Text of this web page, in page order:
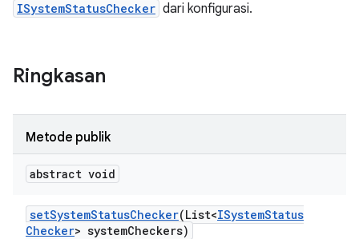
ISystemStatusChecker dari konfigurasi.
Ringkasan
Metode publik
abstract void
setSystemStatusChecker(List<ISystemStatus
Checker> systemCheckers)